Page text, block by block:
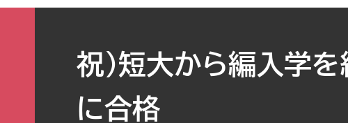
祝）短大から編入学を
に合格